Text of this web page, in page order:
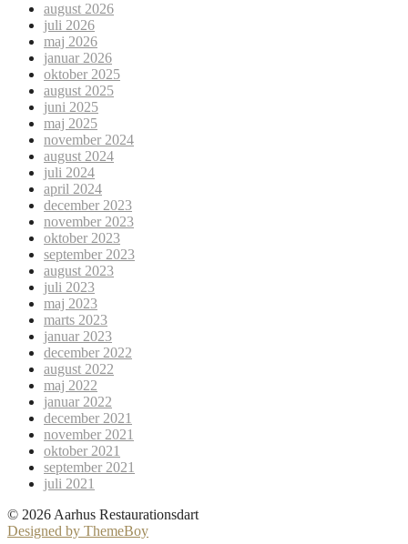
august 2026
juli 2026
maj 2026
januar 2026
oktober 2025
august 2025
juni 2025
maj 2025
november 2024
august 2024
juli 2024
april 2024
december 2023
november 2023
oktober 2023
september 2023
august 2023
juli 2023
maj 2023
marts 2023
januar 2023
december 2022
august 2022
maj 2022
januar 2022
december 2021
november 2021
oktober 2021
september 2021
juli 2021
© 2026 Aarhus Restaurationsdart
Designed by ThemeBoy